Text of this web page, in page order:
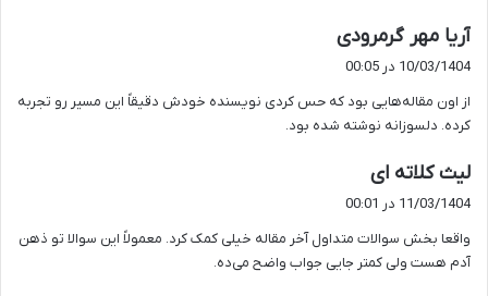
آریا مهر گرمرودی
:
10/03/1404 در 00:05
از اون مقاله‌هایی بود که حس کردی نویسنده خودش دقیقاً این مسیر رو تجربه
کرده. دلسوزانه نوشته شده بود.
لیث کلاته ای
ف
:
11/03/1404 در 00:01
واقعا بخش سوالات متداول آخر مقاله خیلی کمک کرد. معمولاً این سوالا تو ذهن
آدم هست ولی کمتر جایی جواب واضح می‌ده.